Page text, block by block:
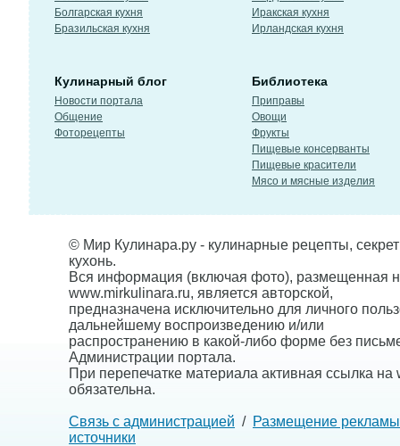
Болгарская кухня
Бразильская кухня
Иракская кухня
Ирландская кухня
Кулинарный блог
Новости портала
Общение
Фоторецепты
Библиотека
Приправы
Овощи
Фрукты
Пищевые консерванты
Пищевые красители
Мясо и мясные изделия
© Мир Кулинара.ру - кулинарные рецепты,
кухонь.
Вся информация (включая фото), размещенная
www.mirkulinara.ru, является авторской,
предназначена исключительно для личного
дальнейшему воспроизведению и/или
распространению в какой-либо форме без
Администрации портала.
При перепечатке материала активная ссылка на
обязательна.
Связь с администрацией / Размещение рекламы
источники